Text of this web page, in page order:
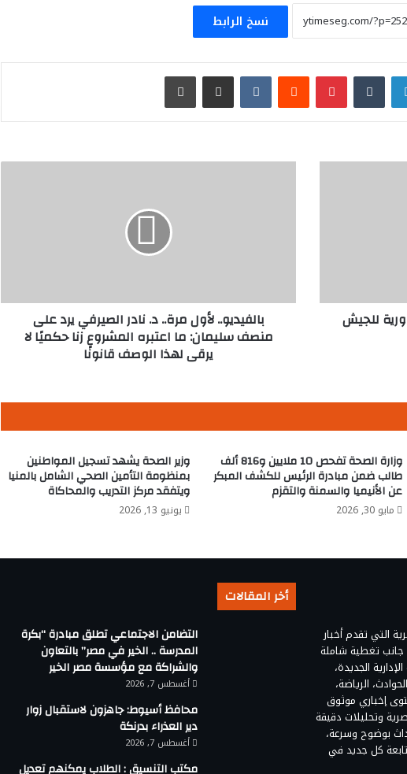
نسخ الرابط
لينكدإن بينتيريست مشاركة عبر البريد طباعة
للجيش
منصف
سليمان:
حكميًا
يرقى
الوصف
قانونًا
بالفيديو.. لأول مرة.. د. نادر الصيرفي يرد على
منصف سليمان: ما اعتبره المشروع زنا حكميًا لا
يرقى لهذا الوصف قانونًا
وزارة الصحة تفحص 10 ملايين و816 ألف
طالب ضمن مبادرة الرئيس للكشف المبكر
عن الأنيميا والسمنة والتقزم
مايو 30, 2026
وزير الصحة يشهد تسجيل المواطنين
بمنظومة التأمين الصحي الشامل بالمنيا
ويتفقد مركز التدريب والمحاكاة
يونيو 13, 2026
التي تقدم أخبار
جانب تغطية شاملة
الجديدة،
الرياضة،
إخباري موثوق
وتحليلات دقيقة
بوضوح وسرعة،
كل جديد في
أخر المقالات
التضامن الاجتماعي تطلق مبادرة “بكرة
المدرسة .. الخير في مصر” بالتعاون
والشراكة مع مؤسسة مصر الخير
أغسطس 7, 2026
محافظ أسيوط: جاهزون لاستقبال زوار
دير العذراء بدرنكة
أغسطس 7, 2026
مكتب التنسيق : الطلاب يمكنهم تعديل